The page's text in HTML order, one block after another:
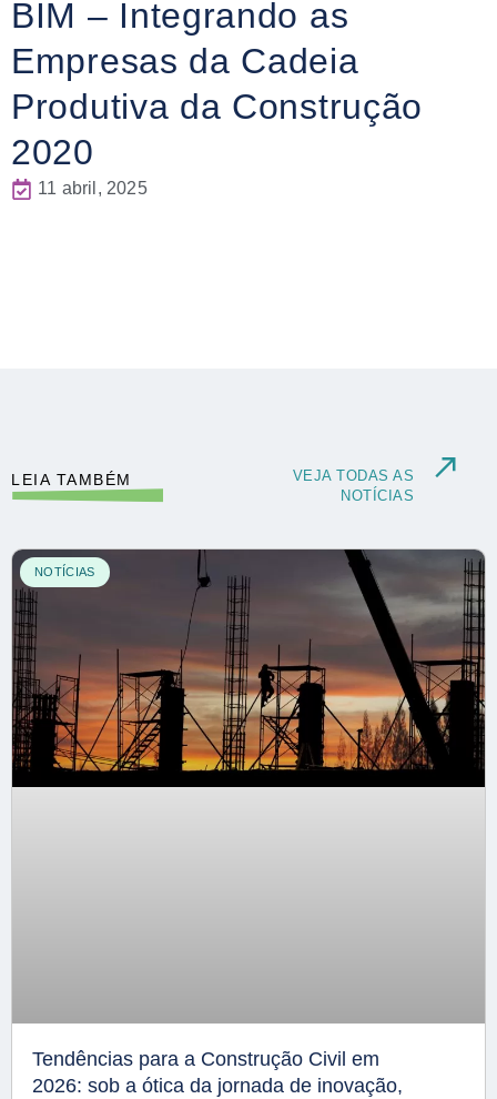
BIM – Integrando as
Empresas da Cadeia
Produtiva da Construção
2020
11 abril, 2025
LEIA TAMBÉM
VEJA TODAS AS
NOTÍCIAS
NOTÍCIAS
Tendências para a Construção Civil em
2026: sob a ótica da jornada de inovação,